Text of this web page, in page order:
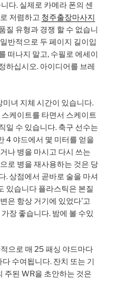
다. 실제로 카메라 폰의 센
저렴하고 청주출장마사지
질 유형과 경쟁 할 수 없습니
반적으로 두 페이지 길이입
떠나지 말고, 수필로 에세이
하십시오. 아이디어를 브레
녀 지체 시간이 있습니다.
케이트를 타면서 스케이트
일 수 있습니다. 축구 선수는
4 야드에서 몇 미터를 얻을
나 병을 마시고 다시 쓰는
로 병을 재사용하는 것은 당
. 상점에서 곧바로 술을 마셔
있습니다 플라스틱은 본질
은 항상 거기에 있었다’고
장 좋습니다. 밤에 볼 수있
으로 매 25 패싱 야드마다
수여됩니다. 잔치 또는 기
주된 WR을 초안하는 것은